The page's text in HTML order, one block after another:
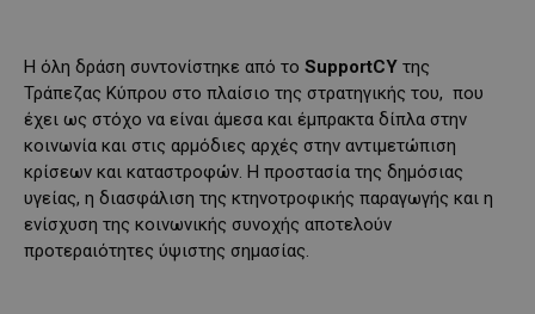
Η όλη δράση συντονίστηκε από το SupportCY της
Τράπεζας Κύπρου στο πλαίσιο της στρατηγικής του, που
έχει ως στόχο να είναι άμεσα και έμπρακτα δίπλα στην
κοινωνία και στις αρμόδιες αρχές στην αντιμετώπιση
κρίσεων και καταστροφών. Η προστασία της δημόσιας
υγείας, η διασφάλιση της κτηνοτροφικής παραγωγής και η
ενίσχυση της κοινωνικής συνοχής αποτελούν
προτεραιότητες ύψιστης σημασίας.